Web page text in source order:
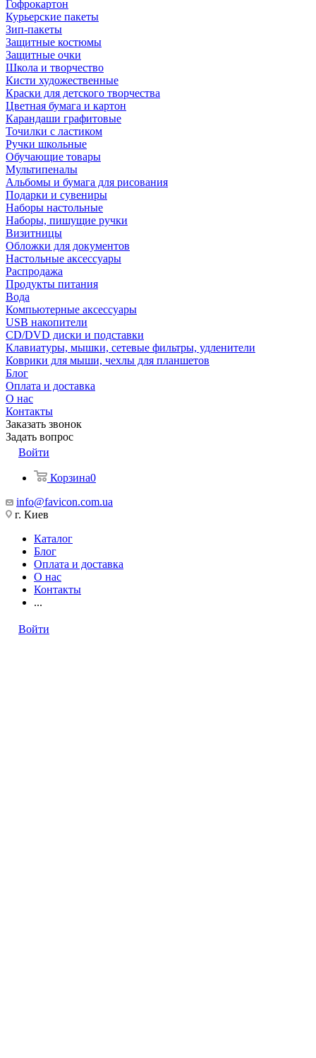
Гофрокартон
Курьерские пакеты
Зип-пакеты
Защитные костюмы
Защитные очки
Школа и творчество
Кисти художественные
Краски для детского творчества
Цветная бумага и картон
Карандаши графитовые
Точилки с ластиком
Ручки школьные
Обучающие товары
Мультипеналы
Альбомы и бумага для рисования
Подарки и сувениры
Наборы настольные
Наборы, пишущие ручки
Визитницы
Обложки для документов
Настольные аксессуары
Распродажа
Продукты питания
Вода
Компьютерные аксессуары
USB накопители
CD/DVD диски и подставки
Клавиатуры, мышки, сетевые фильтры, удленители
Коврики для мыши, чехлы для планшетов
Блог
Оплата и доставка
О нас
Контакты
Заказать звонок
Задать вопрос
Войти
Корзина0
info@favicon.com.ua
г. Киев
Каталог
Блог
Оплата и доставка
О нас
Контакты
...
Войти